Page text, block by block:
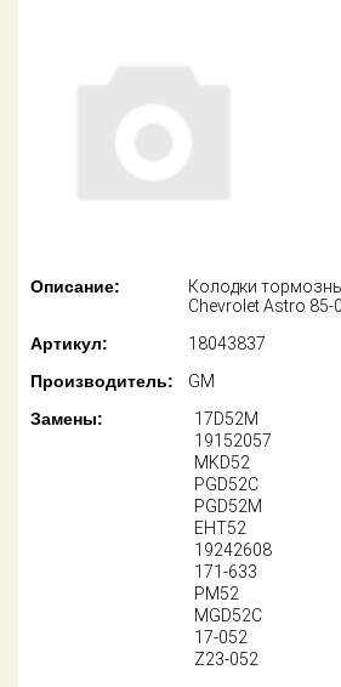
Доставка
Оплата
Возврат
Описание:
Колодки
Chevrolet Astro 85-
Артикул:
18043837
Производитель:
GM
Замены:
17D52M
19152057
MKD52
PGD52C
PGD52M
EHT52
19242608
171-633
PM52
MGD52C
17-052
Z23-052